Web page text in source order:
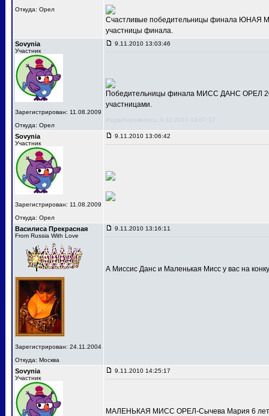
Откуда: Орел
Счастливые победительницы финала ЮНАЯ
участницы финала.
Sovynia
Участник
Зарегистрирован: 11.08.2009
Откуда: Орел
9.11.2010 13:03:46
Победительницы финала МИСС ДАНС ОРЕЛ
участницами.
Редактировалось: 9.11.2010 13:07:17
Sovynia
Участник
Зарегистрирован: 11.08.2009
Откуда: Орел
9.11.2010 13:06:42
Василиса Прекрасная
From Russia With Love
Зарегистрирован: 24.11.2004
Откуда: Москва
9.11.2010 13:16:11
А Миссис Данс и Маленькая Мисс у вас на
Sovynia
Участник
9.11.2010 14:25:17
МАЛЕНЬКАЯ МИСС ОРЕЛ-Сычева Мария 6